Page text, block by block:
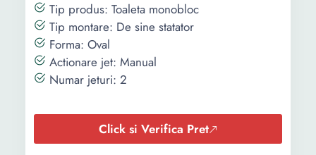
Tip produs: Toaleta monobloc
Tip montare: De sine statator
Forma: Oval
Actionare jet: Manual
Numar jeturi: 2
Click si Verifica Pret